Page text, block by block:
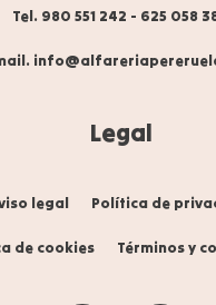
Tel. 980 551 242 - 625 058
Legal
legal Política de
de cookies Términos y